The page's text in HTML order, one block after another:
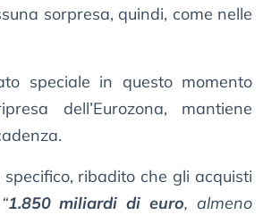
sorpresa, quindi, come nelle
speciale in questo momento
dell’Eurozona, mantiene
ribadito che gli acquisti
“1.850 miliardi di euro, almeno